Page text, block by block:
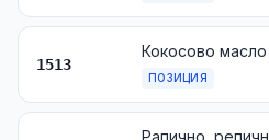
1513
ПОЗИЦИЯ